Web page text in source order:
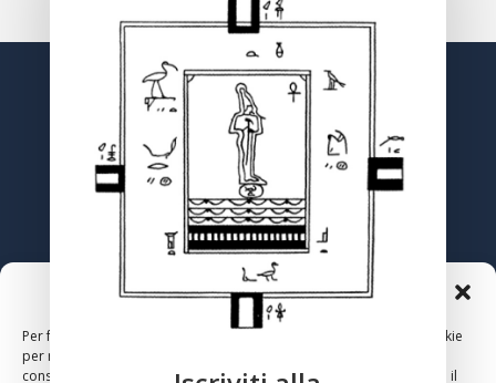
Gestisci Consenso Cookie
Per fornire le migliori esperienze, utilizziamo tecnologie come i cookie
per memorizzare e/o accedere alle informazioni del dispositivo. Il
consenso a queste tecnologie ci permetterà di elaborare dati come il
ISCRIVITI /
NEWSLETTER